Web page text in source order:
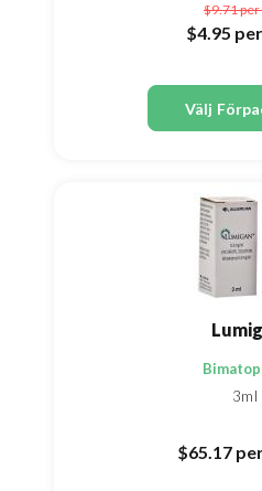
$9.71per
$4.95
Välj
3ml
$65.17